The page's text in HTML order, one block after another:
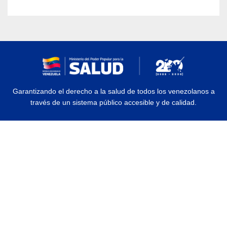
Garantizando el derecho a la salud de todos los venezolanos a
través de un sistema público accesible y de calidad.